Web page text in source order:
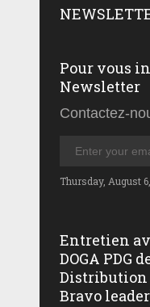
Pour vous
Newsletter
Contactez-
Thursday, August
Entretien
DOGA PDG
Distribution
Bravo